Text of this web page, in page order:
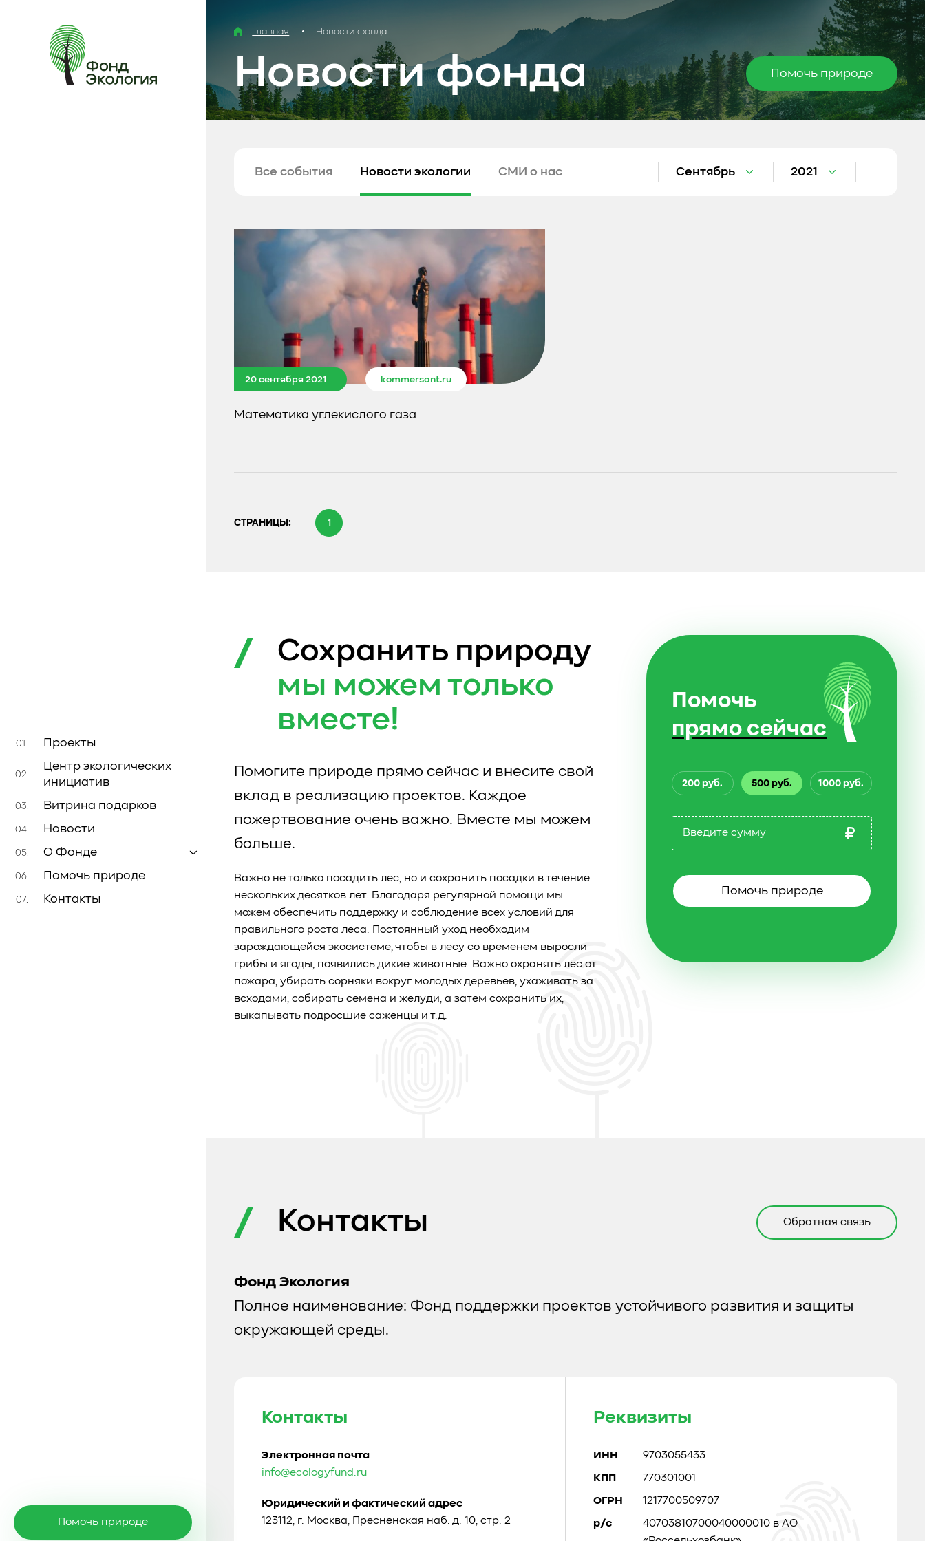
01. Проекты
02.
Центр экологических
инициатив
03. Витрина подарков
04. Новости
05. О Фонде
06. Помочь природе
07. Контакты
Помочь природе
Главная Новости фонда
Новости фонда Помочь природе
Все события Новости экологии СМИ о нас Сентябрь 2021
20 сентября 2021 kommersant.ru
Математика углекислого газа
СТРАНИЦЫ: 1
Сохранить природу
мы можем только
вместе!
Помогите природе прямо сейчас и внесите свой
вклад в реализацию проектов. Каждое
пожертвование очень важно. Вместе мы можем
больше.
Важно не только посадить лес, но и сохранить посадки в течение
нескольких десятков лет. Благодаря регулярной помощи мы
можем обеспечить поддержку и соблюдение всех условий для
правильного роста леса. Постоянный уход необходим
зарождающейся экосистеме, чтобы в лесу со временем выросли
грибы и ягоды, появились дикие животные. Важно охранять лес от
пожара, убирать сорняки вокруг молодых деревьев, ухаживать за
всходами, собирать семена и желуди, а затем сохранить их,
выкапывать подросшие саженцы и т.д.
Помочь
прямо сейчас
200 руб. 500 руб. 1000 руб.
Помочь природе
Контакты Обратная связь
Фонд Экология
Полное наименование: Фонд поддержки проектов устойчивого развития и защиты
окружающей среды.
Контакты
Электронная почта
info@ecologyfund.ru
Юридический и фактический адрес
123112, г. Москва, Пресненская наб. д. 10, стр. 2
Реквизиты
ИНН 9703055433
КПП 770301001
ОГРН 1217700509707
р/с
40703810700040000010 в АО